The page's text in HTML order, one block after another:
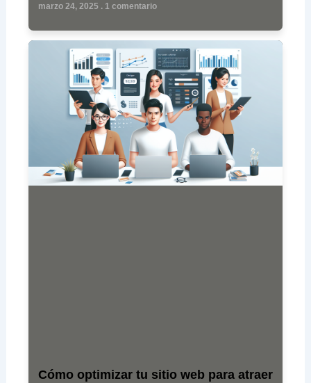
marzo 24, 2025 1 comentario
Cómo optimizar tu sitio web para atraer